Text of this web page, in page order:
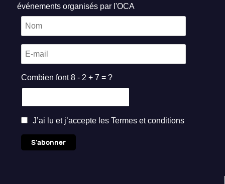
événements organisés par l'OCA
Combien font 8 - 2 + 7 = ?
J’ai lu et j’accepte les Termes et conditions
S'abonner